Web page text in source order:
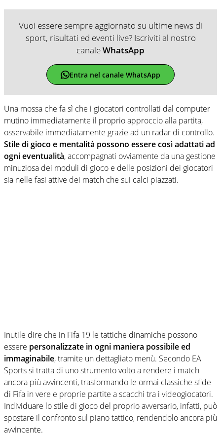
Vuoi essere sempre aggiornato su ultime news di
sport, risultati ed eventi live? Iscriviti al nostro
canaleWhatsApp
Entra nel canale WhatsApp
Una mossa che fa sì che i giocatori controllati dal computer
mutino immediatamente il proprio approccio alla partita,
osservabile immediatamente grazie ad un radar di controllo.
Stile di gioco e mentalità possono essere così adattati ad
ogni eventualità, accompagnati ovviamente da una gestione
minuziosa dei moduli di gioco e delle posizioni dei giocatori
sia nelle fasi attive dei match che sui calci piazzati.
Inutile dire che in Fifa 19 le tattiche dinamiche possono
essere personalizzate in ogni maniera possibile ed
immaginabile, tramite un dettagliato menù. Secondo EA
Sports si tratta di uno strumento volto a rendere i match
ancora più avvincenti, trasformando le ormai classiche sfide
di Fifa in vere e proprie partite a scacchi tra i videogiocatori.
Individuare lo stile di gioco del proprio avversario, infatti, può
spostare il confronto sul piano tattico, rendendolo ancora più
avvincente.